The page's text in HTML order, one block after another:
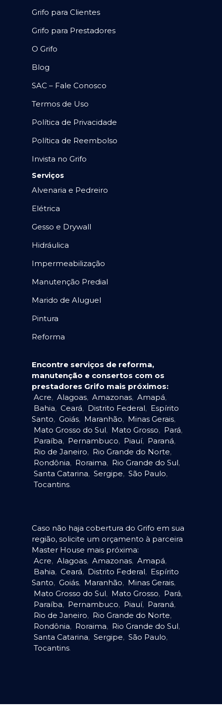
Grifo para Clientes
Grifo para Prestadores
O Grifo
Blog
SAC – Fale Conosco
Termos de Uso
Política de Privacidade
Política de Reembolso
Invista no Grifo
Serviços
Alvenaria e Pedreiro
Elétrica
Gesso e Drywall
Hidráulica
Impermeabilização
Manutenção Predial
Marido de Aluguel
Pintura
Reforma
Encontre serviços de reforma,
manutenção e consertos com os
prestadores Grifo mais próximos:
Acre, Alagoas, Amazonas, Amapá,
Bahia, Ceará, Distrito Federal, Espírito
Santo, Goiás, Maranhão, Minas Gerais,
Mato Grosso do Sul, Mato Grosso, Pará,
Paraíba, Pernambuco, Piauí, Paraná,
Rio de Janeiro, Rio Grande do Norte,
Rondônia, Roraima, Rio Grande do Sul,
Santa Catarina, Sergipe, São Paulo,
Tocantins.
Caso não haja cobertura do Grifo em sua
região, solicite um orçamento à parceira
Master House mais próxima:
Acre, Alagoas, Amazonas, Amapá,
Bahia, Ceará, Distrito Federal, Espírito
Santo, Goiás, Maranhão, Minas Gerais,
Mato Grosso do Sul, Mato Grosso, Pará,
Paraíba, Pernambuco, Piauí, Paraná,
Rio de Janeiro, Rio Grande do Norte,
Rondônia, Roraima, Rio Grande do Sul,
Santa Catarina, Sergipe, São Paulo,
Tocantins.